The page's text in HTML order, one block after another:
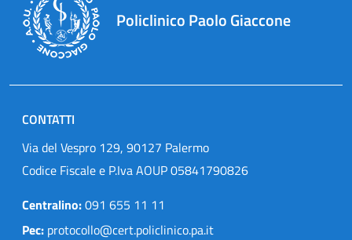
Policlinico Paolo Giaccone
CONTATTI
Via del Vespro 129, 90127 Palermo
Codice Fiscale e P.Iva AOUP 05841790826
Centralino:091 655 11 11
Pec: protocollo@cert.policlinico.pa.it